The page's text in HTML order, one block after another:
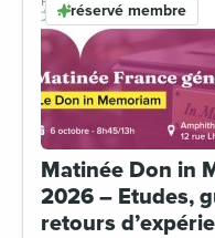
réservé membre
Matinée Don in
2026 – Etudes,
retours